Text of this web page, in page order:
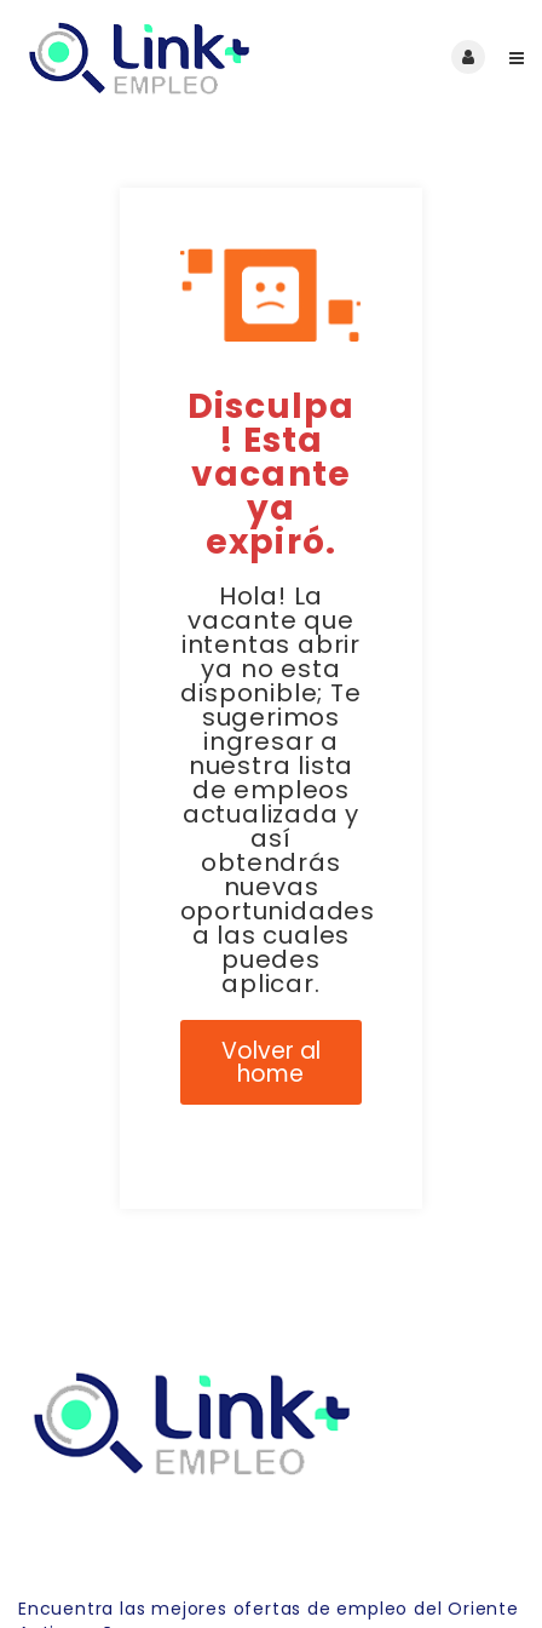
Disculpa
! Esta
vacante
ya
expiró.
Hola! La
vacante que
intentas abrir
ya no esta
disponible; Te
sugerimos
ingresar a
nuestra lista
de empleos
actualizada y
así
obtendrás
nuevas
oportunidades
a las cuales
puedes
aplicar.
Volver al
home
Encuentra las mejores ofertas de empleo del Oriente